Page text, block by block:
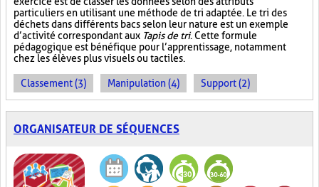
particuliers en utilisant une méthode de tri adaptée. Le tri des
déchets dans différents bacs selon leur nature est un exemple
d’activité correspondant aux Tapis de tri. Cette formule
pédagogique est bénéfique pour l’apprentissage, notamment
chez les élèves plus visuels ou tactiles.
Classement (3) Manipulation (4) Support (2)
ORGANISATEUR DE SÉQUENCES